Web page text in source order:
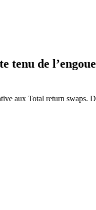
tenu de
aux Total return swaps.